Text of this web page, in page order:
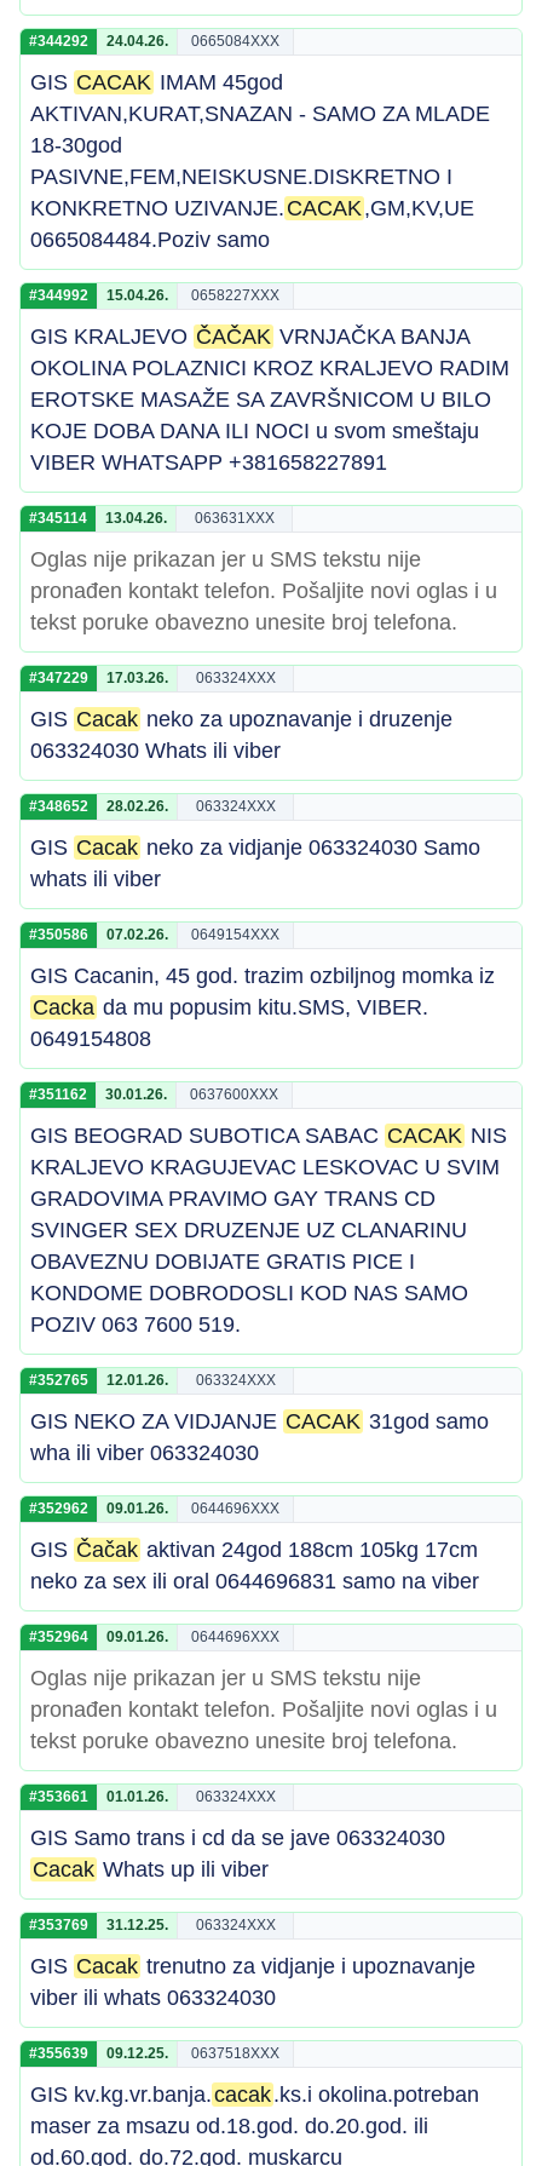
#344292 24.04.26. 0665084XXX
GIS CACAK IMAM 45god
AKTIVAN,KURAT,SNAZAN - SAMO ZA MLADE
18-30god
PASIVNE,FEM,NEISKUSNE.DISKRETNO I
KONKRETNO UZIVANJE. CACAK,GM,KV,UE
0665084484.Poziv samo
#344992 15.04.26. 0658227XXX
GIS KRALJEVO ČAČAK VRNJAČKA BANJA
OKOLINA POLAZNICI KROZ KRALJEVO RADIM
EROTSKE MASAŽE SA ZAVRŠNICOM U BILO
KOJE DOBA DANA ILI NOCI u svom smeštaju
VIBER WHATSAPP +381658227891
#345114 13.04.26. 063631XXX
Oglas nije prikazan jer u SMS tekstu nije
pronađen kontakt telefon. Pošaljite novi oglas i u
tekst poruke obavezno unesite broj telefona.
#347229 17.03.26. 063324XXX
GIS Cacak neko za upoznavanje i druzenje
063324030 Whats ili viber
#348652 28.02.26. 063324XXX
GIS Cacak neko za vidjanje 063324030 Samo
whats ili viber
#350586 07.02.26. 0649154XXX
GIS Cacanin, 45 god. trazim ozbiljnog momka iz
Cacka da mu popusim kitu.SMS, VIBER.
0649154808
#351162 30.01.26. 0637600XXX
GIS BEOGRAD SUBOTICA SABAC CACAK NIS
KRALJEVO KRAGUJEVAC LESKOVAC U SVIM
GRADOVIMA PRAVIMO GAY TRANS CD
SVINGER SEX DRUZENJE UZ CLANARINU
OBAVEZNU DOBIJATE GRATIS PICE I
KONDOME DOBRODOSLI KOD NAS SAMO
POZIV 063 7600 519.
#352765 12.01.26. 063324XXX
GIS NEKO ZA VIDJANJE CACAK 31god samo
wha ili viber 063324030
#352962 09.01.26. 0644696XXX
GIS Čačak aktivan 24god 188cm 105kg 17cm
neko za sex ili oral 0644696831 samo na viber
#352964 09.01.26. 0644696XXX
Oglas nije prikazan jer u SMS tekstu nije
pronađen kontakt telefon. Pošaljite novi oglas i u
tekst poruke obavezno unesite broj telefona.
#353661 01.01.26. 063324XXX
GIS Samo trans i cd da se jave 063324030
Cacak Whats up ili viber
#353769 31.12.25. 063324XXX
GIS Cacak trenutno za vidjanje i upoznavanje
viber ili whats 063324030
#355639 09.12.25. 0637518XXX
GIS kv.kg.vr.banja.cacak.ks.i okolina.potreban
maser za msazu od.18.god. do.20.god. ili
od.60.god. do.72.god. muskarcu